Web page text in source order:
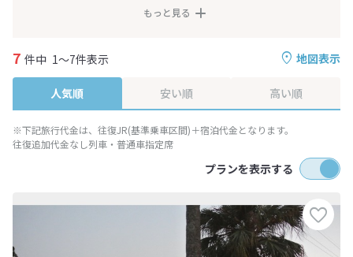
もっと見る
地図表示
7 件中 1～7件表示
人気順 安い順 高い順
※下記旅行代金は、往復JR(基準乗車区間)＋宿泊代金となります。
往復追加代金なし列車・普通車指定席
プランを表示する